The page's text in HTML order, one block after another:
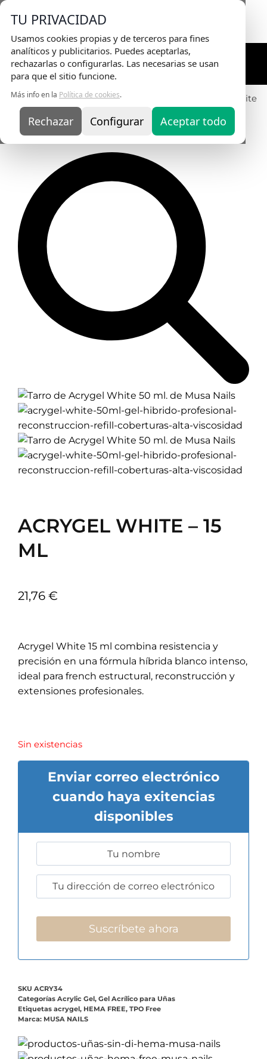
TU PRIVACIDAD
Usamos cookies propias y de terceros para fines
analíticos y publicitarios. Puedes aceptarlas,
rechazarlas o configurarlas. Las necesarias se usan
para que el sitio funcione.
Más info en la Política de cookies.
Rechazar Configurar Aceptar todo
Envio Gratisen pedidos superiores a 75€ |
Entrega en 24H
ACRYGEL WHITE – 15
ML
€
Acrygel White 15 ml combina resistencia y
precisión en una fórmula híbrida blanco intenso,
ideal para french estructural, reconstrucción y
extensiones profesionales.
Sin existencias
cuando haya exitencias
Marca:MUSA NAILS
Información adicional
Valoraciones (0)
DESCRIPCIÓN